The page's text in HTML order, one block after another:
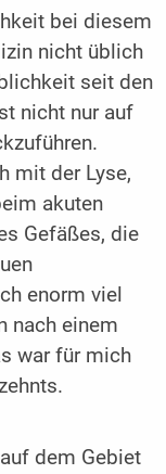
bei diesem
nicht üblich
seit den
nicht nur auf
mit der Lyse,
akuten
Gefäßes, die
enorm viel
nach einem
war für mich
dem Gebiet